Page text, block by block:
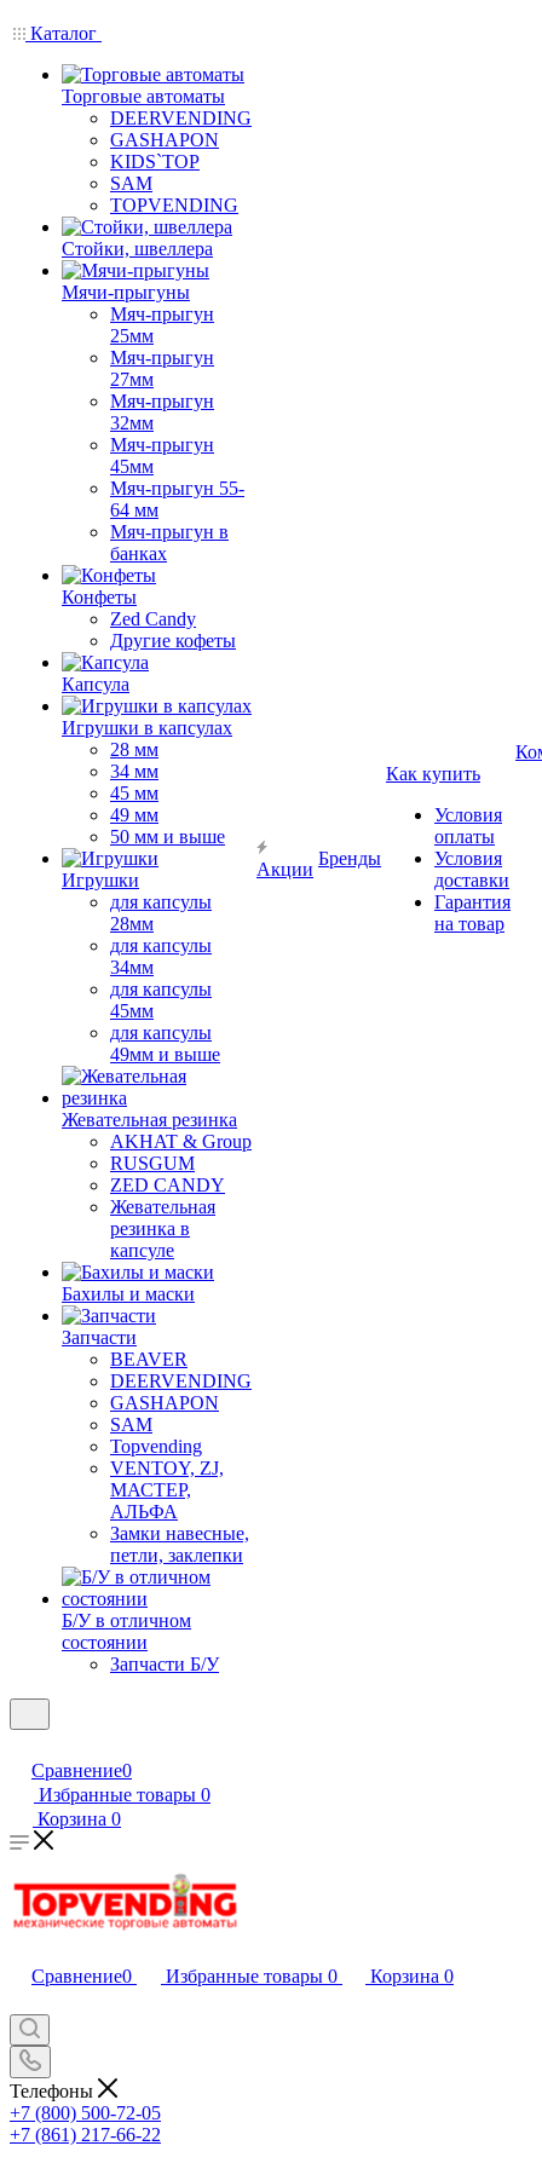
Каталог
Торговые автоматы
DEERVENDING
GASHAPON
KIDS`TOP
SAM
TOPVENDING
Стойки, швеллера
Мячи-прыгуны
Мяч-прыгун
25мм
Мяч-прыгун
27мм
Мяч-прыгун
32мм
Мяч-прыгун
45мм
Мяч-прыгун 55-
64 мм
Мяч-прыгун в
банках
Конфеты
Zed Candy
Другие кофеты
Капсула
Игрушки в капсулах
28 мм
34 мм
45 мм
49 мм
50 мм и выше
Игрушки
для капсулы
28мм
для капсулы
34мм
для капсулы
45мм
для капсулы
49мм и выше
Жевательная резинка
AKHAT & Group
RUSGUM
ZED CANDY
Жевательная
резинка в
капсуле
Бахилы и маски
Запчасти
BEAVER
DEERVENDING
GASHAPON
SAM
Topvending
VENTOY, ZJ,
МАСТЕР,
АЛЬФА
Замки навесные,
петли, заклепки
Б/У в отличном
состоянии
Запчасти Б/У
Акции
Бренды
Как купить
Условия
оплаты
Условия
доставки
Гарантия
на товар
Сравнение0
Избранные товары 0
Корзина 0
Сравнение0 Избранные товары 0 Корзина 0
Телефоны
+7 (800) 500-72-05
+7 (861) 217-66-22